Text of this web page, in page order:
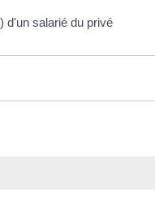
d'un salarié du privé